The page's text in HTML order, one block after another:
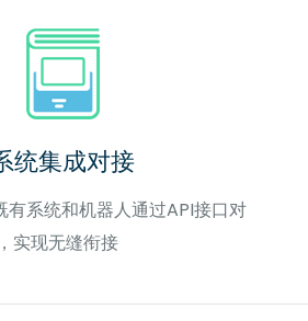
统集成对接
有系统和机器人通过API接口对
实现无缝衔接